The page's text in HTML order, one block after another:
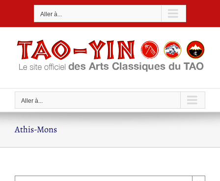
Aller à...
Aller à...
Athis-Mons